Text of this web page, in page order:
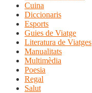
Cuina
Diccionaris
Esports
Guies de Viatge
Literatura de Viatges
Manualitats
Multimèdia
Poesia
Regal
Salut